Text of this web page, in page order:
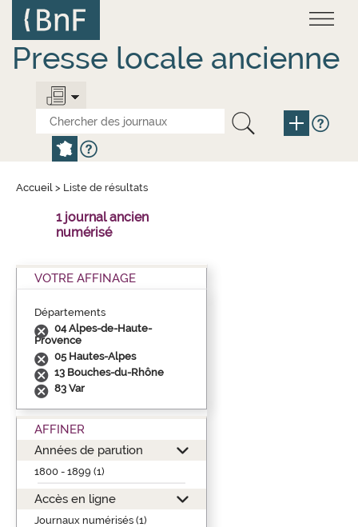
contenu
principal
Presse locale ancienne
Accueil > Liste de résultats
1 journal ancien
numérisé
VOTRE AFFINAGE
Départements
04 Alpes-de-Haute-
Provence
05 Hautes-Alpes
13 Bouches-du-Rhône
83 Var
AFFINER
Années de parution
1800 - 1899 (1)
Accès en ligne
Journaux numérisés (1)
Panneau de gestion des cookies